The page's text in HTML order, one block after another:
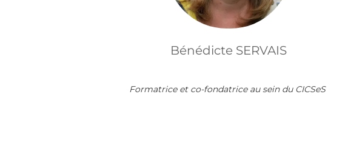
Bénédicte SERVAIS
Formatrice et co-fondatrice au sein du CICSeS